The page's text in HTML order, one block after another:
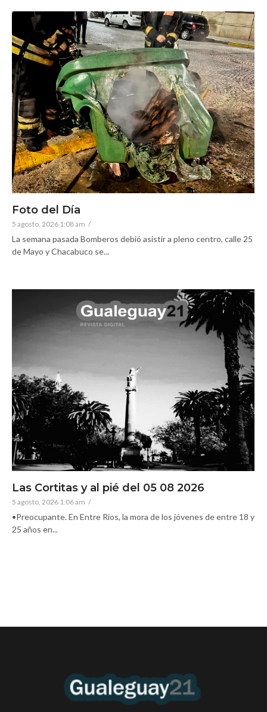
Foto del Día
5 agosto, 2026 1:08 am /
La semana pasada Bomberos debió asistir a pleno centro, calle 25
de Mayo y Chacabuco se...
Las Cortitas y al pié del 05 08 2026
5 agosto, 2026 1:06 am /
•Preocupante. En Entre Ríos, la mora de los jóvenes de entre 18 y
25 años en...